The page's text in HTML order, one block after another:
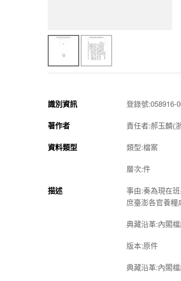
識別資訊 登錄號:058916-
著作者 責任者:郝玉麟(
資料類型 類型:檔案
層次:件
描述
事由:奏為現在
庶臺澎各官養糧
典藏沿革:內閣
版本:原件
典藏沿革:內閣